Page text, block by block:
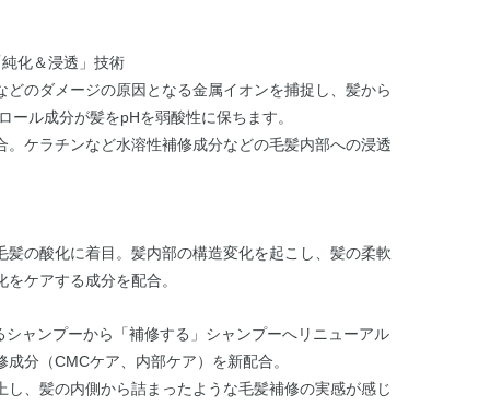
化＆浸透」技術
どのダメージの原因となる金属イオンを捕捉し、髪から
ール成分が髪をpHを弱酸性に保ちます。
。ケラチンなど水溶性補修成分などの毛髪内部への浸透
の酸化に着目。髪内部の構造変化を起こし、髪の柔軟
ケアする成分を配合。
ャンプーから「補修する」シャンプーへリニューアル
分（CMCケア、内部ケア）を新配合。
、髪の内側から詰まったような毛髪補修の実感が感じ